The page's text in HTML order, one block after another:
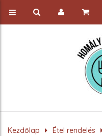
Kezdőlap Étel rendelés